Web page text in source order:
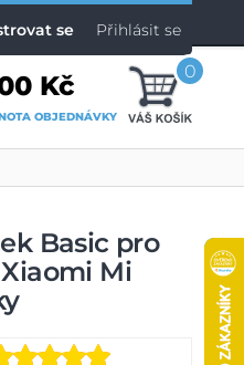
se Přihlásit se
Kč
OBJEDNÁVKY
0
Basic pro
Mi